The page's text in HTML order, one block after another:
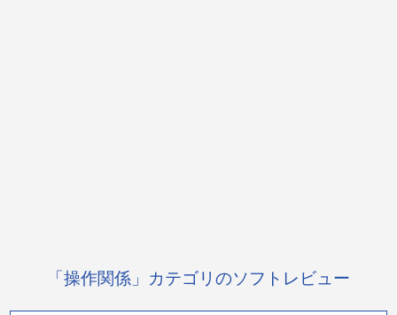
「操作関係」カテゴリのソフトレビュー